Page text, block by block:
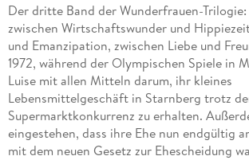
Der dritte Band der Wunderfrauen-Trilogie:
zwischen Wirtschaftswunder und
und Emanzipation, zwischen Liebe und
1972, während der Olympischen Spiele in
Luise mit allen Mitteln darum, ihr kleines
Lebensmittelgeschäft in Starnberg trotz
Supermarktkonkurrenz zu erhalten.
eingestehen, dass ihre Ehe nun endgültig
mit dem neuen Gesetz zur Ehescheidung